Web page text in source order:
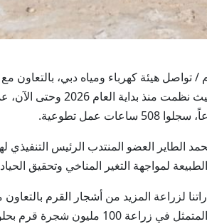
وام / تواصل هيئة كهرباء ومياه دبي،
الطاير العضو المنتدب الرئيس التنفيذي
لمواجهة التغير المناخي وتحقيق
لزراعة المزيد من أشجار القرم
مليون شجرة قرم بحلول عام 2030.